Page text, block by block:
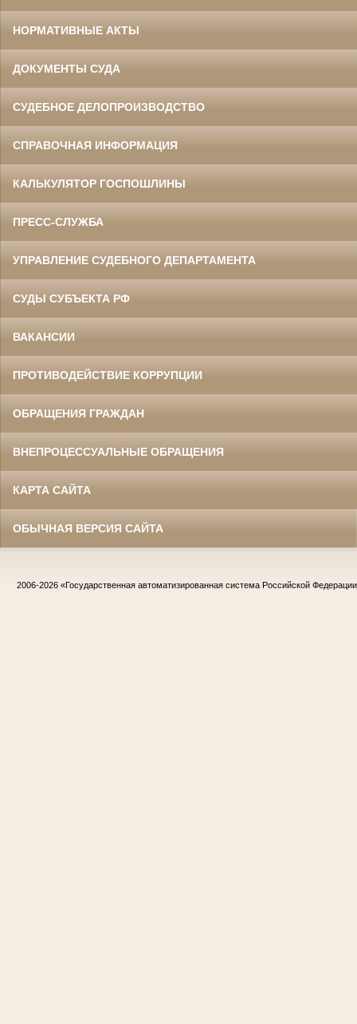
НОРМАТИВНЫЕ АКТЫ
ДОКУМЕНТЫ СУДА
СУДЕБНОЕ ДЕЛОПРОИЗВОДСТВО
СПРАВОЧНАЯ ИНФОРМАЦИЯ
КАЛЬКУЛЯТОР ГОСПОШЛИНЫ
ПРЕСС-СЛУЖБА
УПРАВЛЕНИЕ СУДЕБНОГО ДЕПАРТАМЕНТА
СУДЫ СУБЪЕКТА РФ
ВАКАНСИИ
ПРОТИВОДЕЙСТВИЕ КОРРУПЦИИ
ОБРАЩЕНИЯ ГРАЖДАН
ВНЕПРОЦЕССУАЛЬНЫЕ ОБРАЩЕНИЯ
КАРТА САЙТА
ОБЫЧНАЯ ВЕРСИЯ САЙТА
2006-2026 «Государственная автоматизированная система Российской